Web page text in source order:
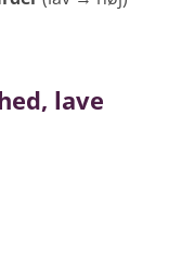
lave